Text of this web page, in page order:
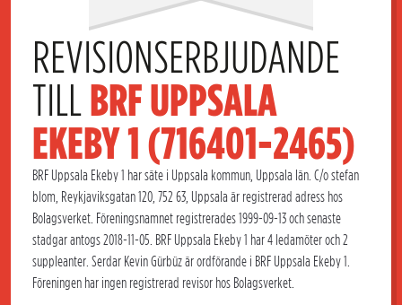
REVISIONSERBJUDANDE
TILL BRF UPPSALA
EKEBY 1 (716401-2465)
BRF Uppsala Ekeby 1 har säte i Uppsala kommun, Uppsala län. C/o stefan
blom, Reykjaviksgatan 120, 752 63, Uppsala är registrerad adress hos
Bolagsverket. Föreningsnamnet registrerades 1999-09-13 och senaste
stadgar antogs 2018-11-05. BRF Uppsala Ekeby 1 har 4 ledamöter och 2
suppleanter. Serdar Kevin Gürbüz är ordförande i BRF Uppsala Ekeby 1.
Föreningen har ingen registrerad revisor hos Bolagsverket.